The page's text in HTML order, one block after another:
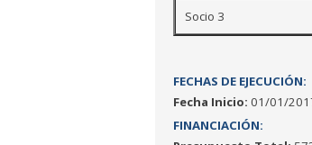
Socio 3
FECHAS DE EJECUCIÓN:
Fecha Inicio: 01/01/
FINANCIACIÓN: